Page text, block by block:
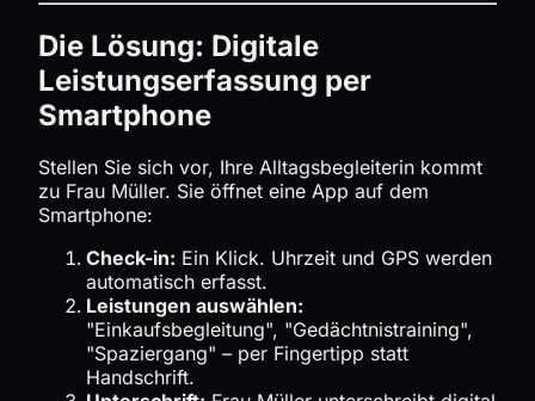
Die Lösung: Digitale
Leistungserfassung per
Smartphone
Stellen Sie sich vor, Ihre Alltagsbegleiterin kommt
zu Frau Müller. Sie öffnet eine App auf dem
Smartphone:
Check-in: Ein Klick. Uhrzeit und GPS werden
automatisch erfasst.
Leistungen auswählen:
"Einkaufsbegleitung", "Gedächtnistraining",
"Spaziergang" – per Fingertipp statt
Handschrift.